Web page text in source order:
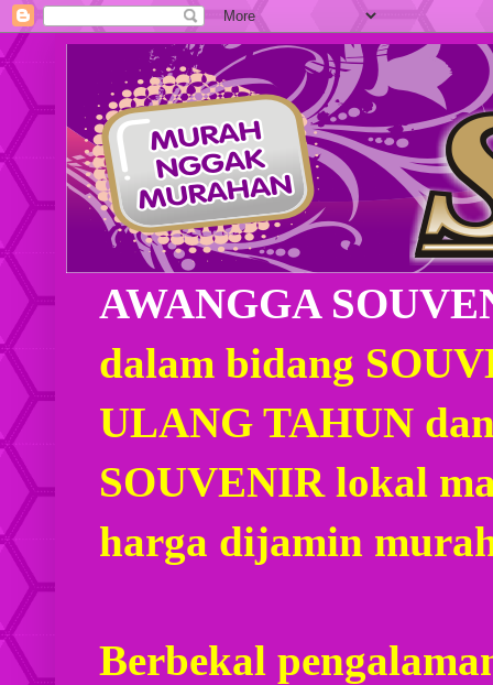
AWANGGA
dalam bidang
ULANG TAHUN
SOUVENIR lokal
harga dijamin
Berbekal